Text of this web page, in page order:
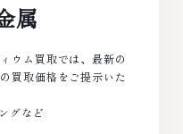
属
ウム買取では、最新の
買取価格をご提示いた
グなど